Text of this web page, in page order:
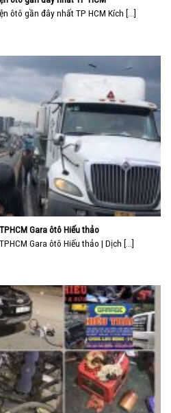
ôtô gần đây nhất TP HCM Kích [...]
Gara ôtô Hiếu thảo
Gara ôtô Hiếu thảo | Dịch [...]